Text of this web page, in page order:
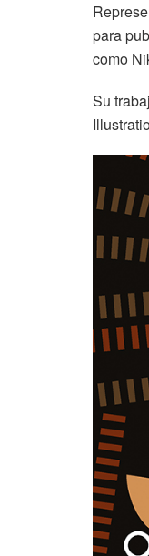
para
como
Su